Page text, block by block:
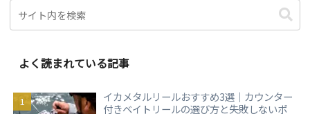
よく読まれている記事
イカメタルリールおすすめ3選｜カウンター
付きベイトリールの選び方と失敗しないポ